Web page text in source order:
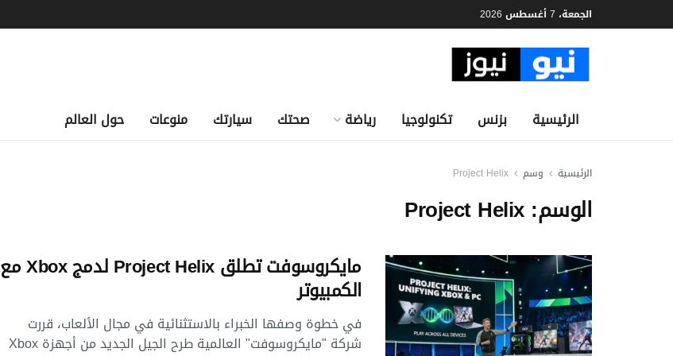
الجمعة، 7 أغسطس 2026
الرئيسية بزنس تكنولوجيا رياضة صحتك سيارتك منوعات حول العالم
الرئيسية وسم Project Helix
الوسم:Project Helix
مايكروسوفت تطلق Project Helix لدمج Xbox مع
الكمبيوتر
في خطوة وصفها الخبراء بالاستثنائية في مجال الألعاب، قررت
شركة "مايكروسوفت" العالمية طرح الجيل الجديد من أجهزة Xbox